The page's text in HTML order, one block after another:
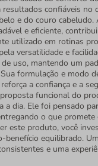
confiáveis no
e do couro
e eficiente,
utilizado em rotinas
versatilidade e
uso, mantendo um
formulação e modo
a confiança e a
funcional do
a dia. Ele foi pensado
o que
este produto, você
benefício equilibrado.
e uma